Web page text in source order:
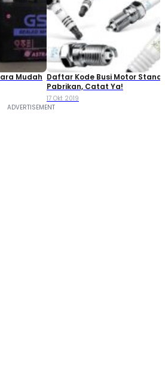
Mudah Daftar Kode Busi Motor
Pabrikan, Catat Ya!
17 Okt 2019